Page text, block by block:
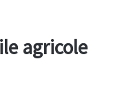
agricole